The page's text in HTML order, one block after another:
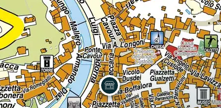
Molise
Regione
Piemonte
Regione
Puglia
Regione
Sardegna